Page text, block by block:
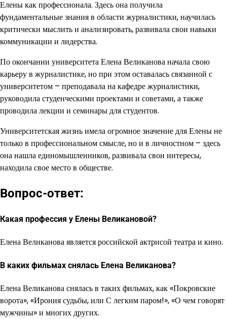
Елены как профессионала. Здесь она получила
фундаментальные знания в области журналистики, научилась
критически мыслить и анализировать, развивала свои навыки
коммуникации и лидерства.
По окончании университета Елена Великанова начала свою
карьеру в журналистике, но при этом оставалась связанной с
университетом – преподавала на кафедре журналистики,
руководила студенческими проектами и советами, а также
проводила лекции и семинары для студентов.
Университетская жизнь имела огромное значение для Елены не
только в профессиональном смысле, но и в личностном – здесь
она нашла единомышленников, развивала свои интересы,
находила свое место в обществе.
Вопрос-ответ:
Какая профессия у Елены Великановой?
Елена Великанова является российской актрисой театра и кино.
В каких фильмах снялась Елена Великанова?
Елена Великанова снялась в таких фильмах, как «Покровские
ворота», «Ирония судьбы, или С легким паром!», «О чем говорят
мужчины» и многих других.